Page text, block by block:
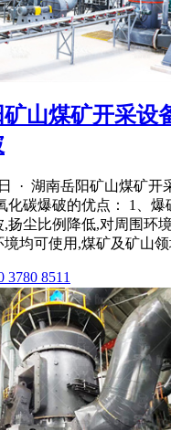
山煤矿开采设
· 湖南岳阳矿山煤矿开
化碳爆破的优点： 1、爆
扬尘比例降低,对周围环
均可使用,煤矿及矿山领
3780 8511